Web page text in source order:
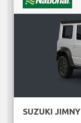
SUZUKI JIMNY